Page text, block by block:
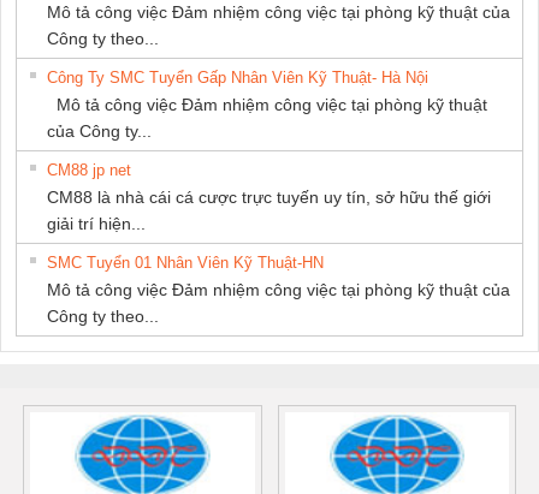
Mô tả công việc Đảm nhiệm công việc tại phòng kỹ thuật của
Công ty theo...
Công Ty SMC Tuyển Gấp Nhân Viên Kỹ Thuật- Hà Nội
Mô tả công việc Đảm nhiệm công việc tại phòng kỹ thuật
của Công ty...
CM88 jp net
CM88 là nhà cái cá cược trực tuyến uy tín, sở hữu thế giới
giải trí hiện...
SMC Tuyển 01 Nhân Viên Kỹ Thuật-HN
Mô tả công việc Đảm nhiệm công việc tại phòng kỹ thuật của
Công ty theo...